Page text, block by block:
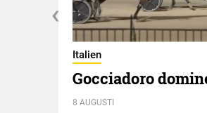
Italien
Gocciadoro
8 AUGUSTI